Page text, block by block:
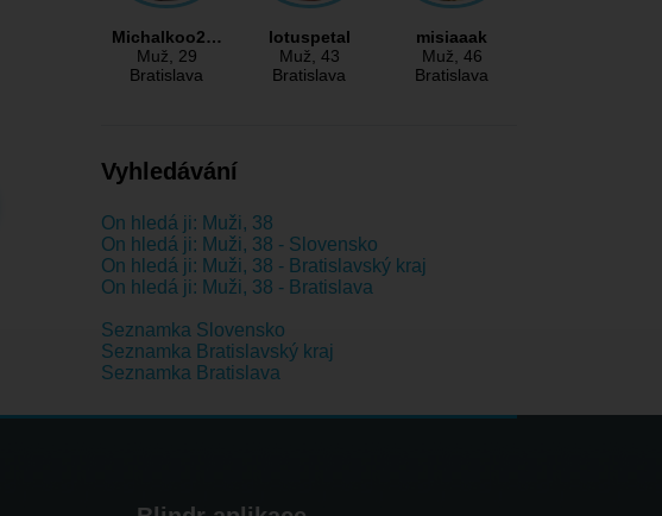
Michalkoo2…
Muž, 29
Bratislava
lotuspetal
Muž, 43
Bratislava
misiaaak
Muž, 46
Bratislava
Vyhledávání
On hledá ji: Muži, 38
On hledá ji: Muži, 38 - Slovensko
On hledá ji: Muži, 38 - Bratislavský kraj
On hledá ji: Muži, 38 - Bratislava
Seznamka Slovensko
Seznamka Bratislavský kraj
Seznamka Bratislava